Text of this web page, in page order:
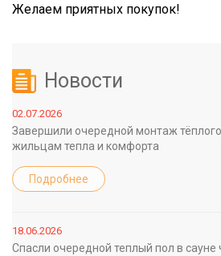
Новости
02.07.2026
Завершили очередной монтаж
жильцам тепла и комфорта
Подробнее
18.06.2026
Спасли очередной теплый пол в сауне
Желаем приятных покупок!